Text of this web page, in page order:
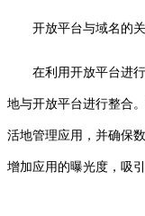
开放平台与域名的
在利用开放平台进
地与开放平台进行整合
活地管理应用，并确保
增加应用的曝光度，吸